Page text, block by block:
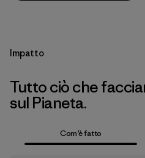
Impatto
Tutto ciò che
sul Pianeta.
Com’è fatto